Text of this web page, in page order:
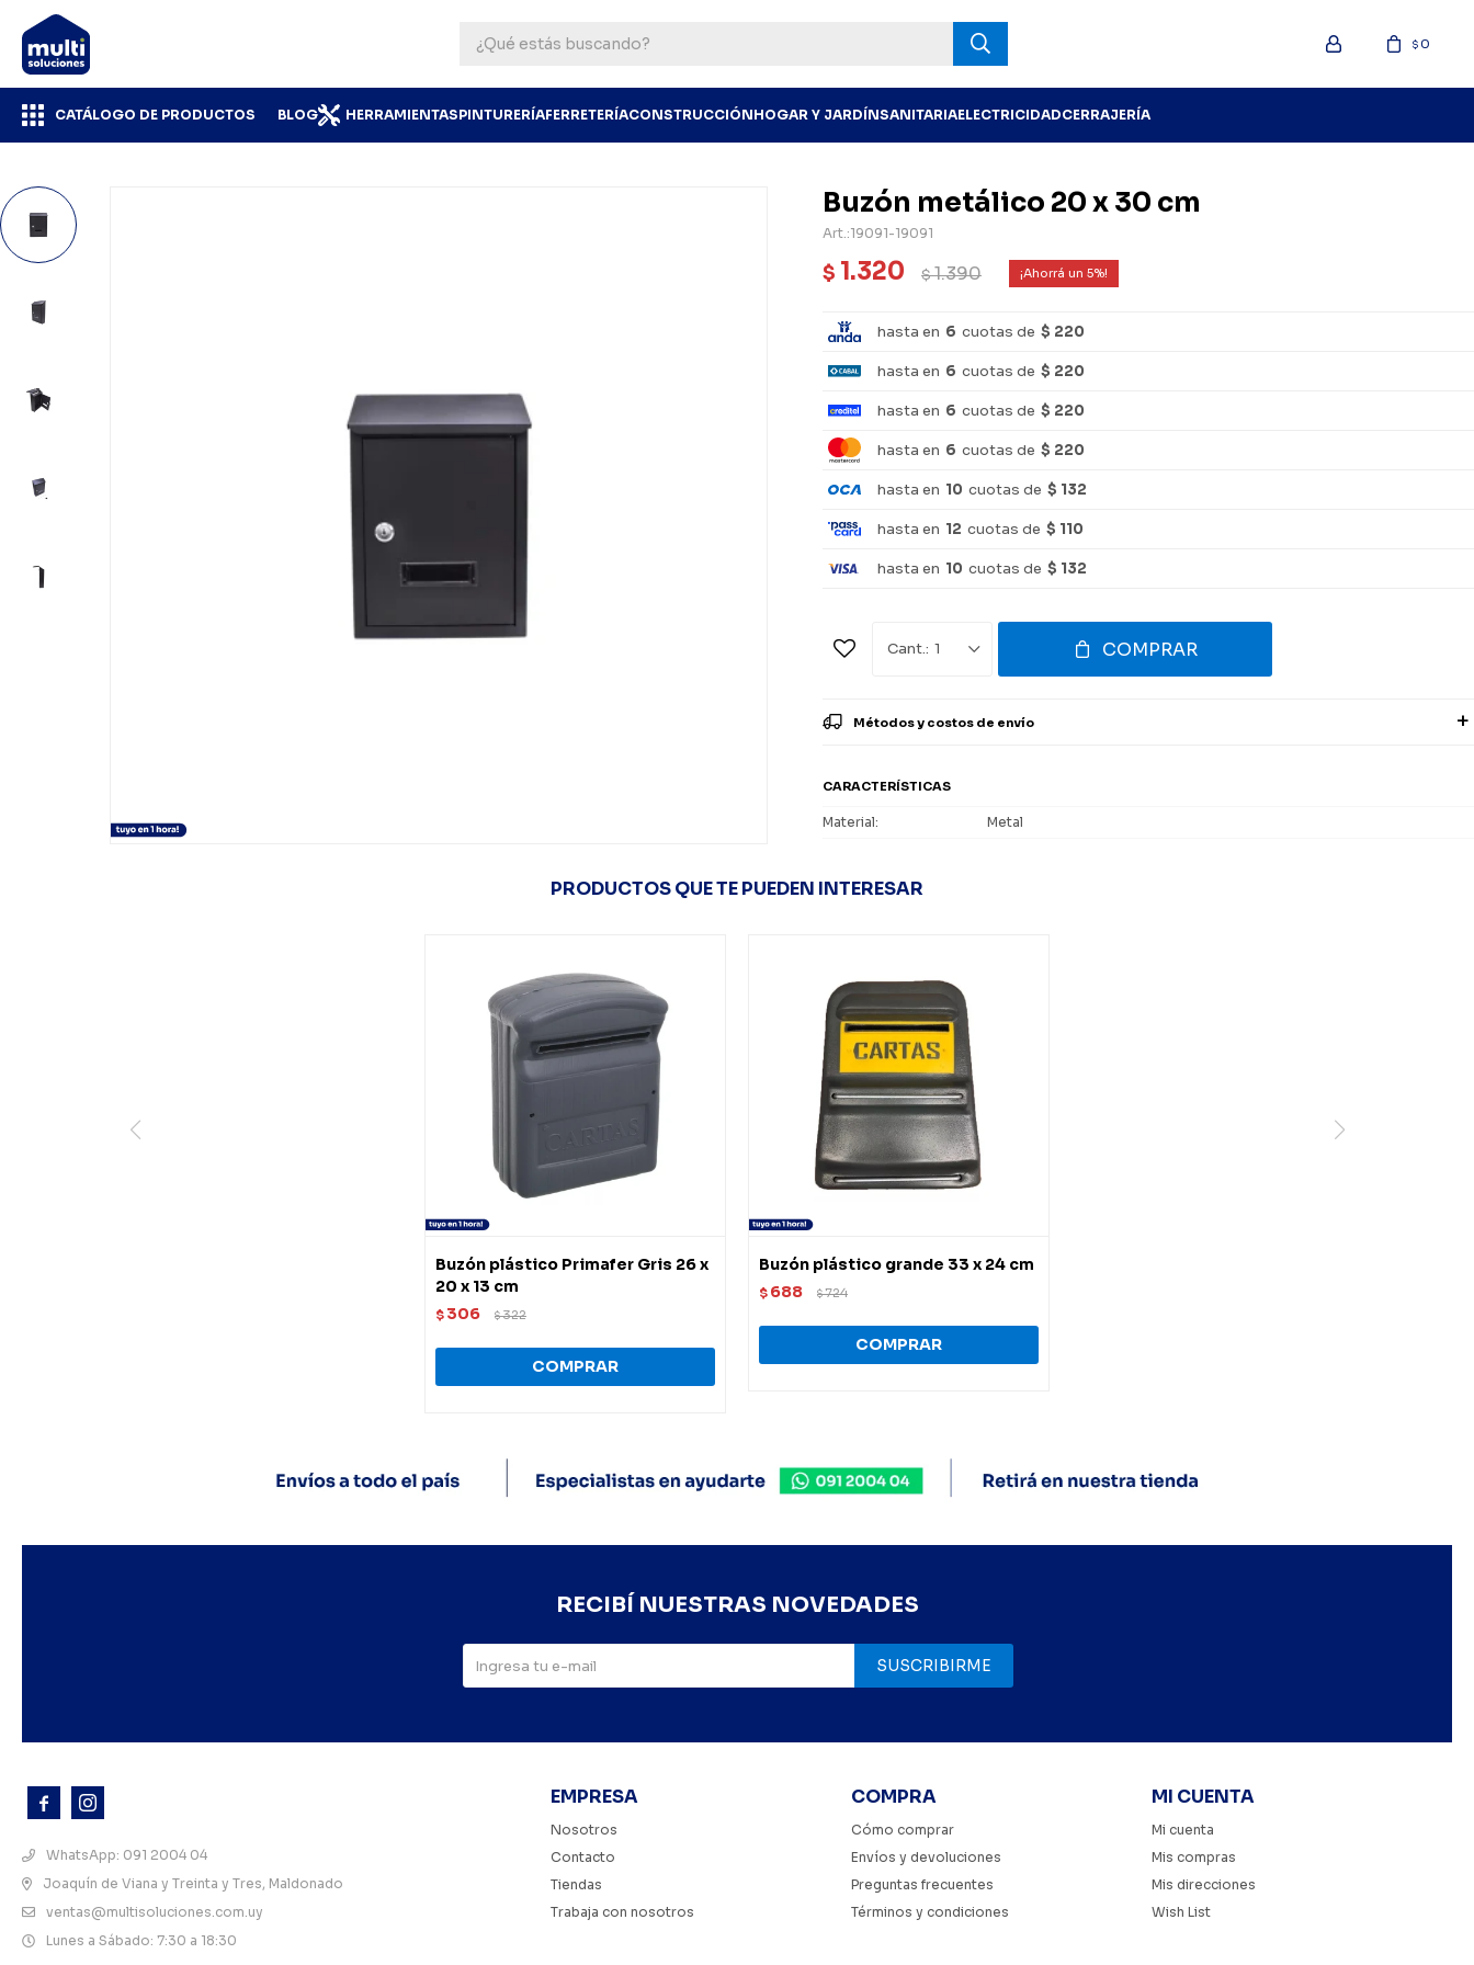
CATÁLOGO DE PRODUCTOS BLOG HERRAMIENTASPINTURERÍAFERRETERÍACONSTRUCCIÓNHOGAR Y JARDÍNSANITARIAELECTRICIDADCERRAJERÍA
$0
Buzón metálico 20 x 30 cm
19091-19091
$ 1.320 $1.390 5
hasta en 6 cuotas de $ 220
hasta en 6 cuotas de $ 220
hasta en 6 cuotas de $ 220
hasta en 6 cuotas de $ 220
hasta en 10 cuotas de $ 132
hasta en 12 cuotas de $ 110
hasta en 10 cuotas de $ 132
1 COMPRAR
Métodos y costos de envío
CARACTERÍSTICAS
Material Metal
PRODUCTOS QUE TE PUEDEN INTERESAR
Buzón plástico Primafer Gris 26 x
20 x 13 cm
$ 306 $322
Buzón plástico grande 33 x 24 cm
$ 688 $724
 
WhatsApp: 091 2004 04
Joaquín de Viana y Treinta y Tres, Maldonado
ventas@multisoluciones.com.uy
Lunes a Sábado: 7:30 a 18:30
EMPRESA
Nosotros
Contacto
Tiendas
Trabaja con nosotros
COMPRA
Cómo comprar
Envíos y devoluciones
Preguntas frecuentes
Términos y condiciones
MI CUENTA
Mi cuenta
Mis compras
Mis direcciones
Wish List
RECIBÍ NUESTRAS NOVEDADES
SUSCRIBIRME